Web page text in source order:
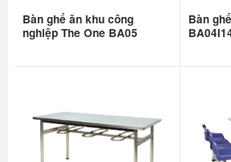
Bàn ghế ăn khu công
nghiệp The One BA05
Bàn